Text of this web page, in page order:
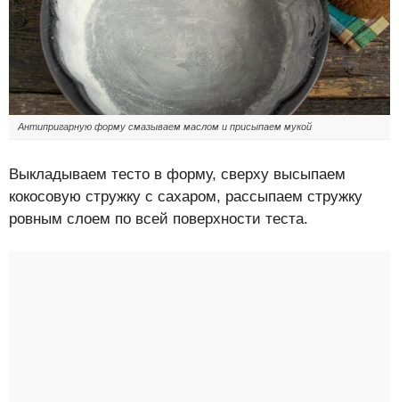
Антипригарную форму смазываем маслом и присыпаем мукой
Выкладываем тесто в форму, сверху высыпаем
кокосовую стружку с сахаром, рассыпаем стружку
ровным слоем по всей поверхности теста.